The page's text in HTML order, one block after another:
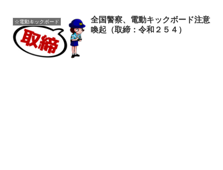
☆電動キックボード
全国警察、電動キックボード注意
喚起（取締：令和２５４）